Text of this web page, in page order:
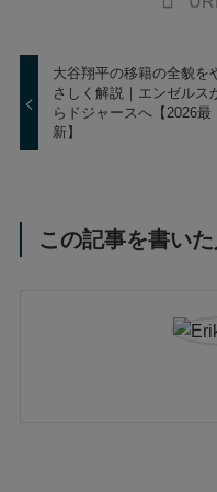
大谷翔平の移籍の全貌を
さしく解説｜エンゼルス
らドジャースへ【2026最
新】
この記事を書いた